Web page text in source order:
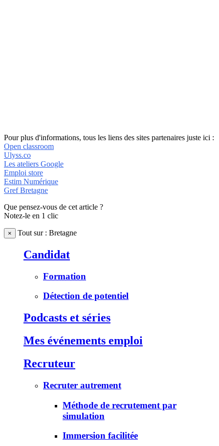
Pour plus d'informations, tous les liens des sites partenaires juste ici :
Open classroom
Ulyss.co
Les ateliers Google
Emploi store
Estim Numérique
Gref Bretagne
Que pensez-vous de cet article ?
Notez-le en 1 clic
× Tout sur : Bretagne
Candidat
Formation
Détection de potentiel
Podcasts et séries
Mes événements emploi
Recruteur
Recruter autrement
Méthode de recrutement par
simulation
Immersion facilitée